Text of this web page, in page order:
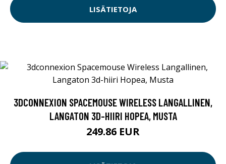
LISÄTIETOJA
3DCONNEXION SPACEMOUSE WIRELESS LANGALLINEN,
LANGATON 3D-HIIRI HOPEA, MUSTA
249.86 EUR